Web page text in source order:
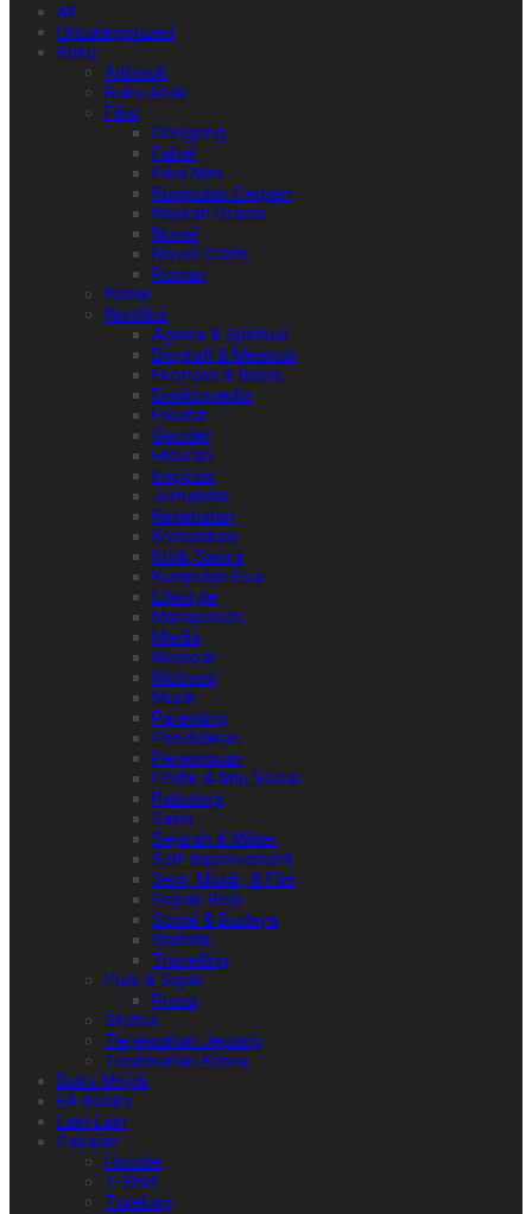
All
Uncategorized
Buku
Artbook
Buku Anak
Fiksi
Dongeng
Fabel
Fiksi Mini
Kumpulan Cerpen
Naskah Drama
Novel
Novel Grafis
Roman
Komik
Nonfiksi
Agama & Spiritual
Biografi & Memoar
Ekonomi & Bisnis
Ensiklopedia
Filsafat
Gender
Hiburan
Inspirasi
Jurnalistik
Kesehatan
Komunikasi
Kritik Sastra
Kumpulan Esai
Lifestyle
Manajemen
Media
Memoar
Motivasi
Musik
Parenting
Pendidikan
Perempuan
Politik & Ilmu Sosial
Psikologi
Sains
Sejarah & Militer
Self-improvement
Seni, Musik, & Film
Sepak Bola
Sosial & Budaya
Statistik
Travelling
Puisi & Sajak
Prosa
Sketsa
Terjemahan Jepang
Terjemahan Korea
Buku Mojok
EA Books
Lain-Lain
Pakaian
Hoodie
T-Shirt
Totebag